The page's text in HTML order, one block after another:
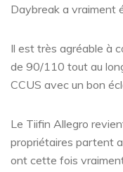
Daybreak a vraiment
Il est très agréable à
de 90/110 tout au
CCUS avec un bon
Le Tiifin Allegro
propriétaires partent
ont cette fois